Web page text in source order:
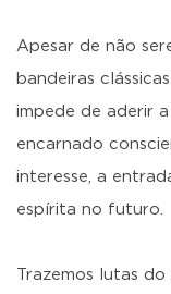
Apesar de não
bandeiras
impede de aderir
encarnado
interesse, a
espírita no futuro.
Trazemos lutas